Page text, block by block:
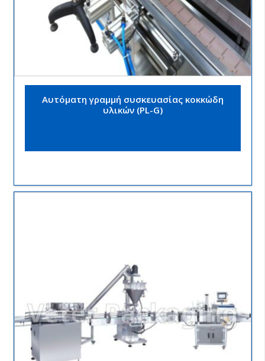
Αυτόματη γραμμή συσκευασίας κοκκώδη
υλικών (PL-G)